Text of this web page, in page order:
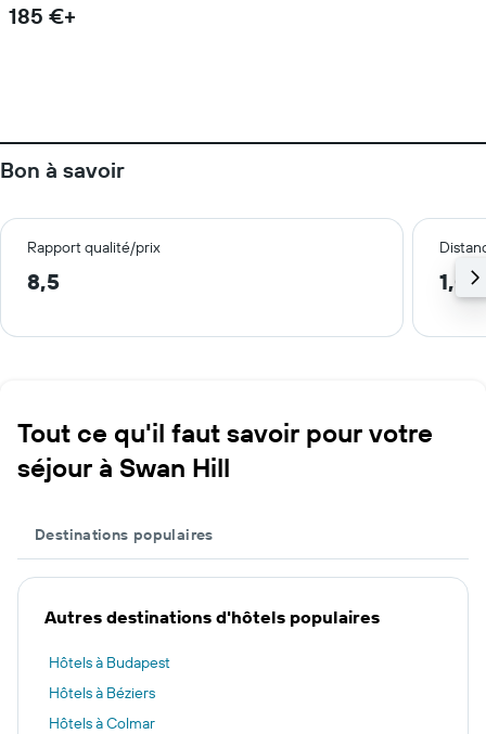
185 €+
Bon à savoir
Rapport qualité/prix
8,5 1,0
Tout ce qu'il faut savoir pour votre
séjour à Swan Hill
Destinations populaires
Autres destinations d'hôtels populaires
Hôtels à Budapest
Hôtels à Béziers
Hôtels à Colmar